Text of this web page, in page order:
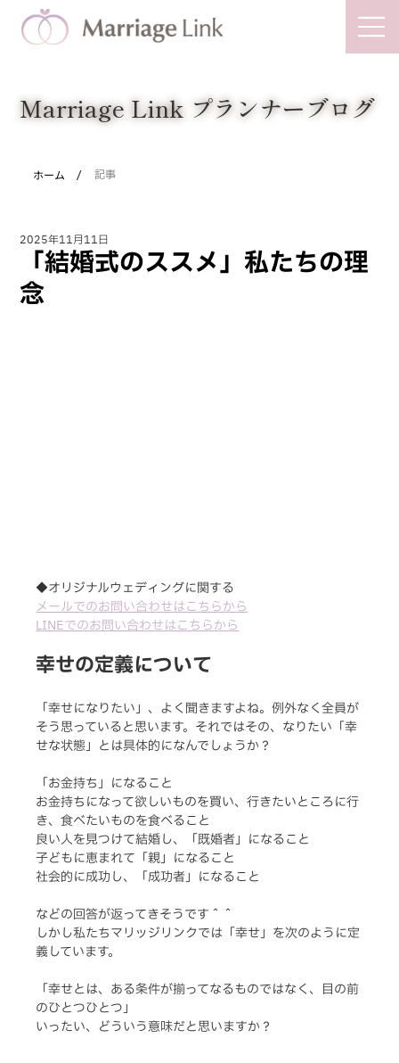
Marriage Link
Marriage Link プランナーブログ
ホーム / 記事
「結婚式のススメ」私たちの理
念
2025年11月11日
◆オリジナルウェディングに関する
メールでのお問い合わせはこちらから
LINEでのお問い合わせはこちらから
幸せの定義について
「幸せになりたい」、よく聞きますよね。例外なく全員が
そう思っていると思います。それではその、なりたい「幸
せな状態」とは具体的になんでしょうか？
「お金持ち」になること
お金持ちになって欲しいものを買い、行きたいところに行
き、食べたいものを食べること
良い人を見つけて結婚し、「既婚者」になること
子どもに恵まれて「親」になること
社会的に成功し、「成功者」になること
などの回答が返ってきそうです＾＾
しかし私たちマリッジリンクでは「幸せ」を次のように定
義しています。
「幸せとは、ある条件が揃ってなるものではなく、目の前
のひとつひとつ」
いったい、どういう意味だと思いますか？